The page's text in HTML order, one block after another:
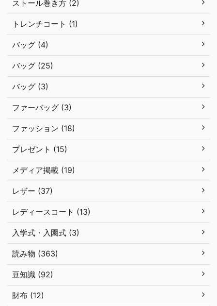
ストール巻き方 (2)
トレンチコート (1)
バッグ (4)
バッグ (25)
バッグ (3)
ファーバッグ (3)
ファッション (18)
プレゼント (15)
メディア掲載 (19)
レザー (37)
レディースコート (13)
入学式・入園式 (3)
読み物 (363)
豆知識 (92)
財布 (12)